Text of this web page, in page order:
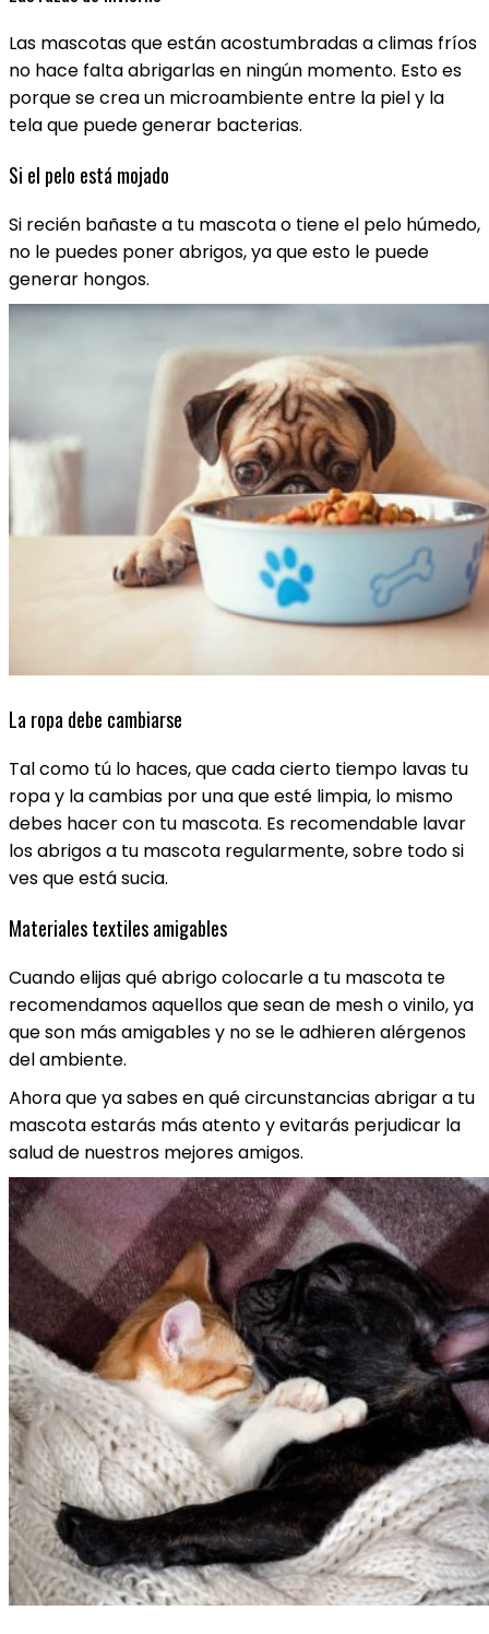
Las mascotas que están acostumbradas a climas fríos
no hace falta abrigarlas en ningún momento. Esto es
porque se crea un microambiente entre la piel y la
tela que puede generar bacterias.
Si el pelo está mojado
Si recién bañaste a tu mascota o tiene el pelo húmedo,
no le puedes poner abrigos, ya que esto le puede
generar hongos.
La ropa debe cambiarse
Tal como tú lo haces, que cada cierto tiempo lavas tu
ropa y la cambias por una que esté limpia, lo mismo
debes hacer con tu mascota. Es recomendable lavar
los abrigos a tu mascota regularmente, sobre todo si
ves que está sucia.
Materiales textiles amigables
Cuando elijas qué abrigo colocarle a tu mascota te
recomendamos aquellos que sean de mesh o vinilo, ya
que son más amigables y no se le adhieren alérgenos
del ambiente.
Ahora que ya sabes en qué circunstancias abrigar a tu
mascota estarás más atento y evitarás perjudicar la
salud de nuestros mejores amigos.